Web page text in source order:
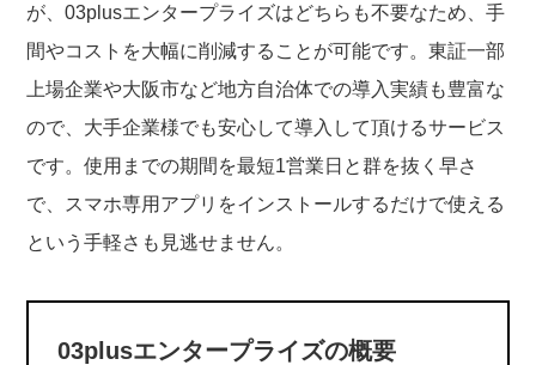
が、03plusエンタープライズはどちらも不要なため、手
間やコストを大幅に削減することが可能です。東証一部
上場企業や大阪市など地方自治体での導入実績も豊富な
ので、大手企業様でも安心して導入して頂けるサービス
です。使用までの期間を最短1営業日と群を抜く早さ
で、スマホ専用アプリをインストールするだけで使える
という手軽さも見逃せません。
03plusエンタープライズの概要